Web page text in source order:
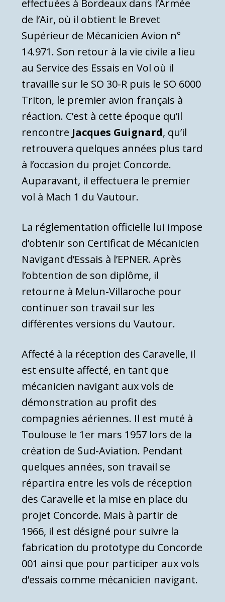
effectuées à Bordeaux dans l’Armée
de l’Air, où il obtient le Brevet
Supérieur de Mécanicien Avion n°
14.971. Son retour à la vie civile a lieu
au Service des Essais en Vol où il
travaille sur le SO 30-R puis le SO 6000
Triton, le premier avion français à
réaction. C’est à cette époque qu’il
rencontre Jacques Guignard, qu’il
retrouvera quelques années plus tard
à l’occasion du projet Concorde.
Auparavant, il effectuera le premier
vol à Mach 1 du Vautour.
La réglementation officielle lui impose
d’obtenir son Certificat de Mécanicien
Navigant d’Essais à l’EPNER. Après
l’obtention de son diplôme, il
retourne à Melun-Villaroche pour
continuer son travail sur les
différentes versions du Vautour.
Affecté à la réception des Caravelle, il
est ensuite affecté, en tant que
mécanicien navigant aux vols de
démonstration au profit des
compagnies aériennes. Il est muté à
Toulouse le 1er mars 1957 lors de la
création de Sud-Aviation. Pendant
quelques années, son travail se
répartira entre les vols de réception
des Caravelle et la mise en place du
projet Concorde. Mais à partir de
1966, il est désigné pour suivre la
fabrication du prototype du Concorde
001 ainsi que pour participer aux vols
d’essais comme mécanicien navigant.